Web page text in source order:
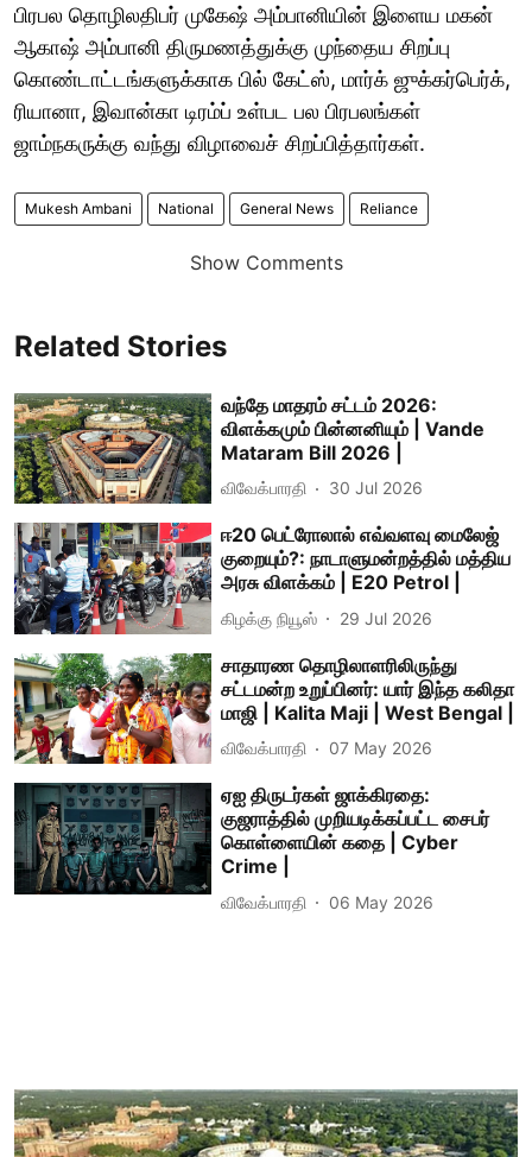
பிரபல தொழிலதிபர் முகேஷ் அம்பானியின் இளைய மகன்
ஆகாஷ் அம்பானி திருமணத்துக்கு முந்தைய சிறப்பு
கொண்டாட்டங்களுக்காக பில் கேட்ஸ், மார்க் ஜுக்கர்பெர்க்,
ரியானா, இவான்கா டிரம்ப் உள்பட பல பிரபலங்கள்
ஜாம்நகருக்கு வந்து விழாவைச் சிறப்பித்தார்கள்.
Mukesh Ambani National General News Reliance
Show Comments
Related Stories
வந்தே மாதரம் சட்டம் 2026:
விளக்கமும் பின்னனியும் | Vande
Mataram Bill 2026 |
விவேக்பாரதி 30 Jul 2026
ஈ20 பெட்ரோலால் எவ்வளவு மைலேஜ்
குறையும்?: நாடாளுமன்றத்தில் மத்திய
அரசு விளக்கம் | E20 Petrol |
கிழக்கு நியூஸ் 29 Jul 2026
சாதாரண தொழிலாளரிலிருந்து
சட்டமன்ற உறுப்பினர்: யார் இந்த கலிதா
மாஜி | Kalita Maji | West Bengal |
விவேக்பாரதி 07 May 2026
ஏஐ திருடர்கள் ஜாக்கிரதை:
குஜராத்தில் முறியடிக்கப்பட்ட சைபர்
கொள்ளையின் கதை | Cyber
Crime |
விவேக்பாரதி 06 May 2026